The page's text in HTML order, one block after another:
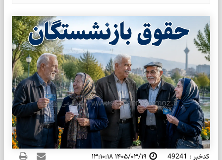
کدخبر : 49241 ۱۴۰۵/۰۳/۱۹ ۱۳:۱۰:۱۸